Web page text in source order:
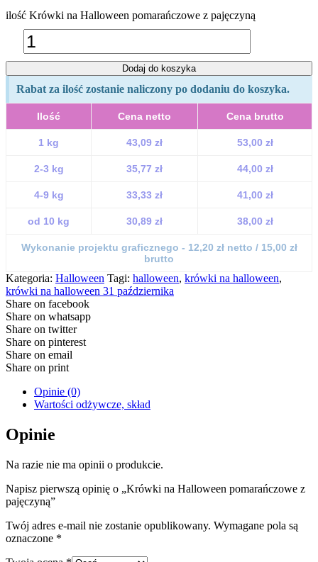
ilość Krówki na Halloween pomarańczowe z pajęczyną
Dodaj do koszyka
Rabat za ilość zostanie naliczony po dodaniu do koszyka.
Ilość Cena netto Cena brutto
1 kg 43,09 zł 53,00 zł
2-3 kg 35,77 zł 44,00 zł
4-9 kg 33,33 zł 41,00 zł
od 10 kg 30,89 zł 38,00 zł
Wykonanie projektu graficznego - 12,20 zł netto / 15,00 zł
brutto
Kategoria: Halloween Tagi: halloween, krówki na halloween,
krówki na halloween 31 października
Share on facebook
Share on whatsapp
Share on twitter
Share on pinterest
Share on email
Share on print
Opinie (0)
Wartości odżywcze, skład
Opinie
Na razie nie ma opinii o produkcie.
Napisz pierwszą opinię o „Krówki na Halloween pomarańczowe z
pajęczyną”
Twój adres e-mail nie zostanie opublikowany. Wymagane pola są
oznaczone *